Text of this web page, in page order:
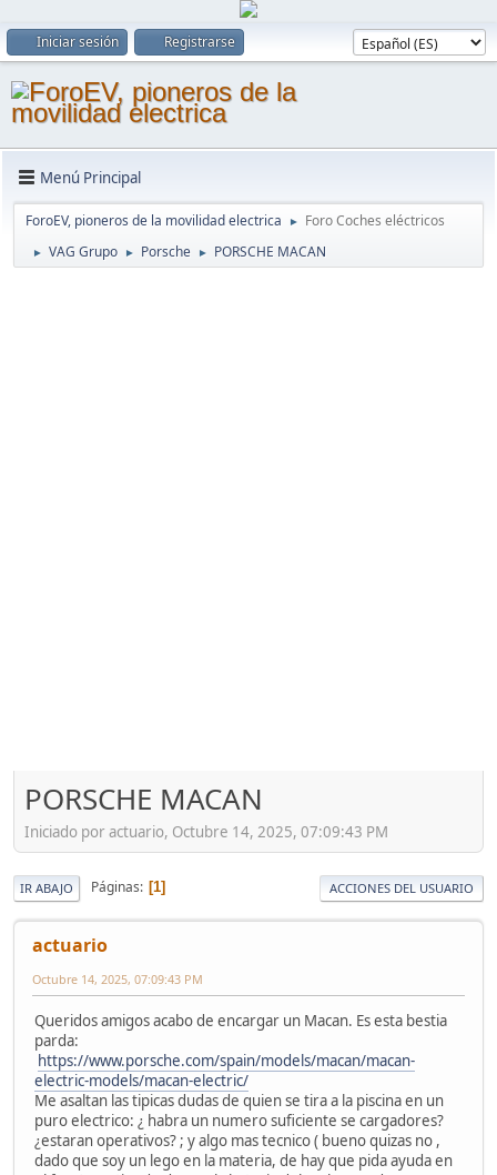
Iniciar sesión Registrarse
Menú Principal
ForoEV, pioneros de la movilidad electrica ► Foro Coches eléctricos
► VAG Grupo ► Porsche ► PORSCHE MACAN
PORSCHE MACAN
Iniciado por actuario, Octubre 14, 2025, 07:09:43 PM
IR ABAJO Páginas 1 ACCIONES DEL USUARIO
actuario
Octubre 14, 2025, 07:09:43 PM
Queridos amigos acabo de encargar un Macan. Es esta bestia
parda:
https://www.porsche.com/spain/models/macan/macan-
electric-models/macan-electric/
Me asaltan las tipicas dudas de quien se tira a la piscina en un
puro electrico: ¿ habra un numero suficiente se cargadores?
¿estaran operativos? ; y algo mas tecnico ( bueno quizas no ,
dado que soy un lego en la materia, de hay que pida ayuda en